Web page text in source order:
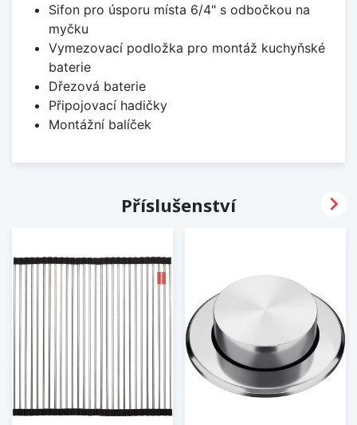
Sifon pro úsporu místa 6/4" s odbočkou na
myčku
Vymezovací podložka pro montáž kuchyňské
baterie
Dřezová baterie
Připojovací hadičky
Montážní balíček
Příslušenství 